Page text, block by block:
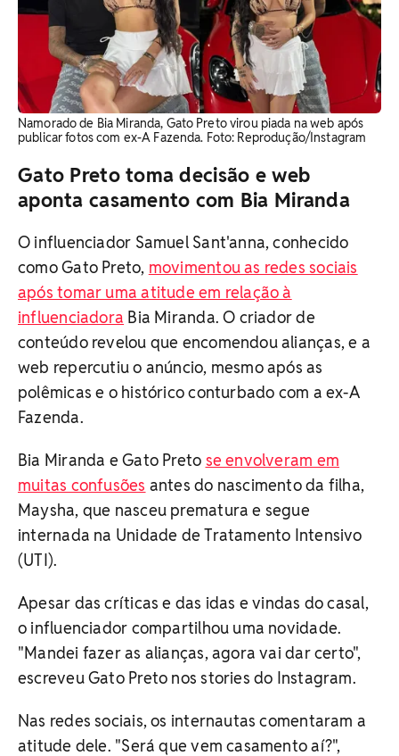
Namorado de Bia Miranda, Gato Preto virou piada na web após
publicar fotos com ex-A Fazenda. Foto: Reprodução/Instagram
Gato Preto toma decisão e web
aponta casamento com Bia Miranda
O influenciador Samuel Sant'anna, conhecido
como Gato Preto, movimentou as redes sociais
após tomar uma atitude em relação à
influenciadora Bia Miranda. O criador de
conteúdo revelou que encomendou alianças, e a
web repercutiu o anúncio, mesmo após as
polêmicas e o histórico conturbado com a ex-A
Fazenda.
Bia Miranda e Gato Preto se envolveram em
muitas confusões antes do nascimento da filha,
Maysha, que nasceu prematura e segue
internada na Unidade de Tratamento Intensivo
(UTI).
Apesar das críticas e das idas e vindas do casal,
o influenciador compartilhou uma novidade.
"Mandei fazer as alianças, agora vai dar certo",
escreveu Gato Preto nos stories do Instagram.
Nas redes sociais, os internautas comentaram a
atitude dele. "Será que vem casamento aí?",